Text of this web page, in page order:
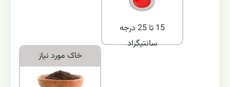
15 تا 25 درجه
سانتیگراد
خاک مورد نياز